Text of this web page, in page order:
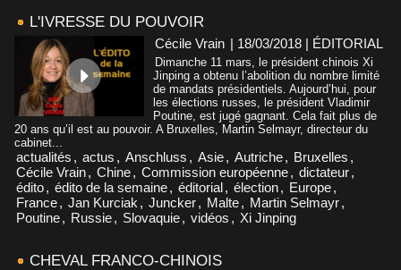
L'IVRESSE DU POUVOIR
Cécile Vrain | 18/03/2018 | ÉDITORIAL
Dimanche 11 mars, le président chinois Xi
Jinping a obtenu l’abolition du nombre limité
de mandats présidentiels. Aujourd’hui, pour
les élections russes, le président Vladimir
Poutine, est jugé gagnant. Cela fait plus de
20 ans qu’il est au pouvoir. A Bruxelles, Martin Selmayr, directeur du
cabinet...
actualités , actus , Anschluss , Asie, Autriche, Bruxelles ,
Cécile Vrain, Chine, Commission européenne, dictateur,
édito, édito de la semaine, éditorial, élection, Europe,
France, Jan Kurciak , Juncker, Malte, Martin Selmayr,
Poutine, Russie, Slovaquie, vidéos , Xi Jinping
CHEVAL FRANCO-CHINOIS